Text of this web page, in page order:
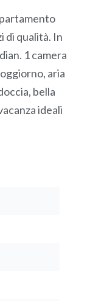
di qualità. In
1 camera
aria
bella
ideali